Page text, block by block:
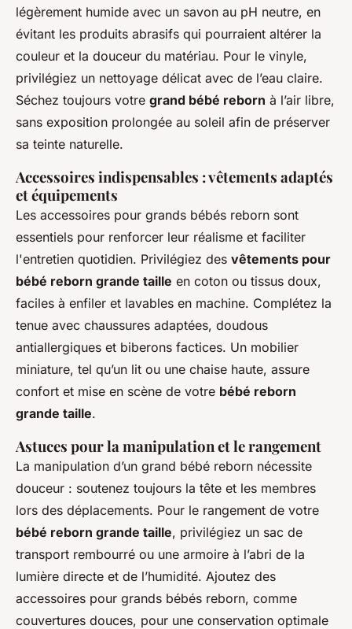
légèrement humide avec un savon au pH neutre, en
évitant les produits abrasifs qui pourraient altérer la
couleur et la douceur du matériau. Pour le vinyle,
privilégiez un nettoyage délicat avec de l’eau claire.
Séchez toujours votre grand bébé reborn à l’air libre,
sans exposition prolongée au soleil afin de préserver
sa teinte naturelle.
Accessoires indispensables : vêtements adaptés
et équipements
Les accessoires pour grands bébés reborn sont
essentiels pour renforcer leur réalisme et faciliter
l'entretien quotidien. Privilégiez des vêtements pour
bébé reborn grande taille en coton ou tissus doux,
faciles à enfiler et lavables en machine. Complétez la
tenue avec chaussures adaptées, doudous
antiallergiques et biberons factices. Un mobilier
miniature, tel qu’un lit ou une chaise haute, assure
confort et mise en scène de votre bébé reborn
grande taille.
Astuces pour la manipulation et le rangement
La manipulation d’un grand bébé reborn nécessite
douceur : soutenez toujours la tête et les membres
lors des déplacements. Pour le rangement de votre
bébé reborn grande taille, privilégiez un sac de
transport rembourré ou une armoire à l’abri de la
lumière directe et de l’humidité. Ajoutez des
accessoires pour grands bébés reborn, comme
couvertures douces, pour une conservation optimale